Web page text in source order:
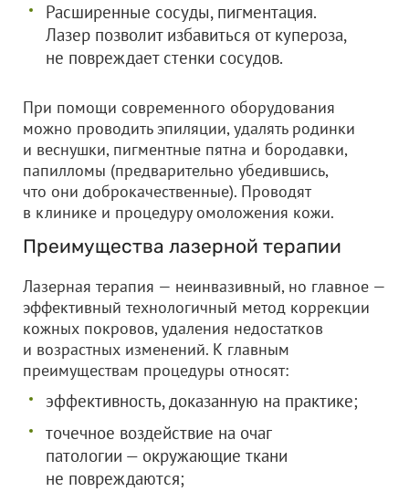
Расширенные сосуды, пигментация.
Лазер позволит избавиться от купероза,
не повреждает стенки сосудов.
При помощи современного оборудования
можно проводить эпиляции, удалять родинки
и веснушки, пигментные пятна и бородавки,
папилломы (предварительно убедившись,
что они доброкачественные). Проводят
в клинике и процедуру омоложения кожи.
Преимущества лазерной терапии
Лазерная терапия — неинвазивный, но главное —
эффективный технологичный метод коррекции
кожных покровов, удаления недостатков
и возрастных изменений. К главным
преимуществам процедуры относят:
эффективность, доказанную на практике;
точечное воздействие на очаг
патологии — окружающие ткани
не повреждаются;